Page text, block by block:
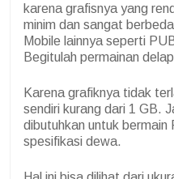
karena grafisnya yang
minim dan sangat
Mobile lainnya seperti
Begitulah permainan
Karena grafiknya tidak
sendiri kurang dari 1 GB.
dibutuhkan untuk bermain
spesifikasi dewa.